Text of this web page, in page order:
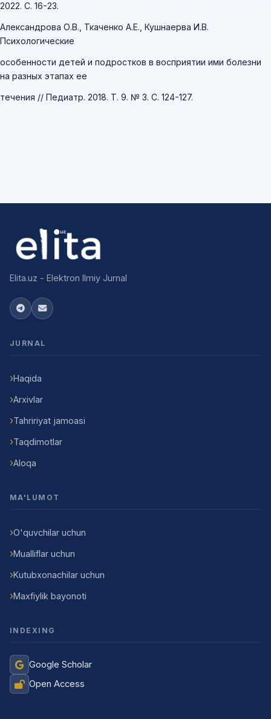
2022. С. 16-23.
Александрова О.В., Ткаченко А.Е., Кушнаерва И.В.
Психологические
особенности детей и подростков в восприятии ими болезни
на разных этапах ее
течения // Педиатр. 2018. Т. 9. № 3. С. 124-127.
Elita.uz - Elektron Ilmiy Jurnal
JURNAL
Haqida
Arxivlar
Tahririyat jamoasi
Taqdimotlar
Aloqa
MA'LUMOT
O'quvchilar uchun
Mualliflar uchun
Kutubxonachilar uchun
Maxfiylik bayonoti
INDEXING
Google Scholar
Open Access